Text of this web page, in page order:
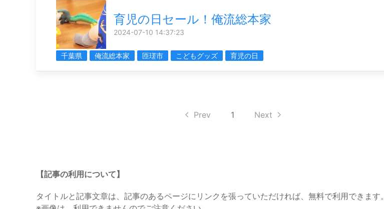
育児の日セール！俺流総本家
2024-07-10 14:37:23
千葉県 俺流総本家 匝瑳市 こどもグッズ 育児の日
Prev 1 Next
【記事の利用について】
タイトルと記事文章は、記事のあるページにリンクを張っていただければ、無料で利用できます。